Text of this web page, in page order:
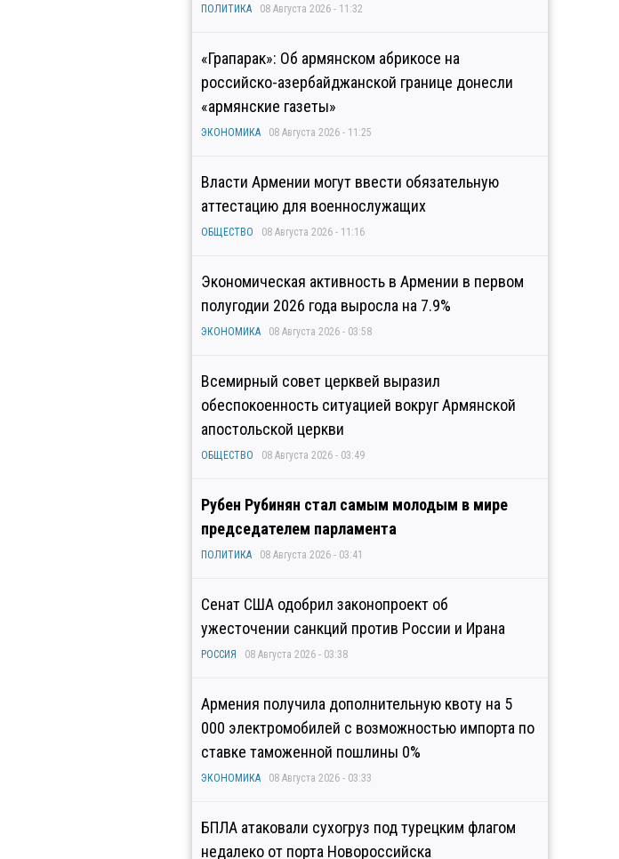
ПОЛИТИКА 08 Августа 2026 - 11:32
«Грапарак»: Об армянском абрикосе на
российско-азербайджанской границе донесли
«армянские газеты»
ЭКОНОМИКА 08 Августа 2026 - 11:25
Власти Армении могут ввести обязательную
аттестацию для военнослужащих
ОБЩЕСТВО 08 Августа 2026 - 11:16
Экономическая активность в Армении в первом
полугодии 2026 года выросла на 7.9%
ЭКОНОМИКА 08 Августа 2026 - 03:58
Всемирный совет церквей выразил
обеспокоенность ситуацией вокруг Армянской
апостольской церкви
ОБЩЕСТВО 08 Августа 2026 - 03:49
Рубен Рубинян стал самым молодым в мире
председателем парламента
ПОЛИТИКА 08 Августа 2026 - 03:41
Сенат США одобрил законопроект об
ужесточении санкций против России и Ирана
РОССИЯ 08 Августа 2026 - 03:38
Армения получила дополнительную квоту на 5
000 электромобилей с возможностью импорта по
ставке таможенной пошлины 0%
ЭКОНОМИКА 08 Августа 2026 - 03:33
БПЛА атаковали сухогруз под турецким флагом
недалеко от порта Новороссийска